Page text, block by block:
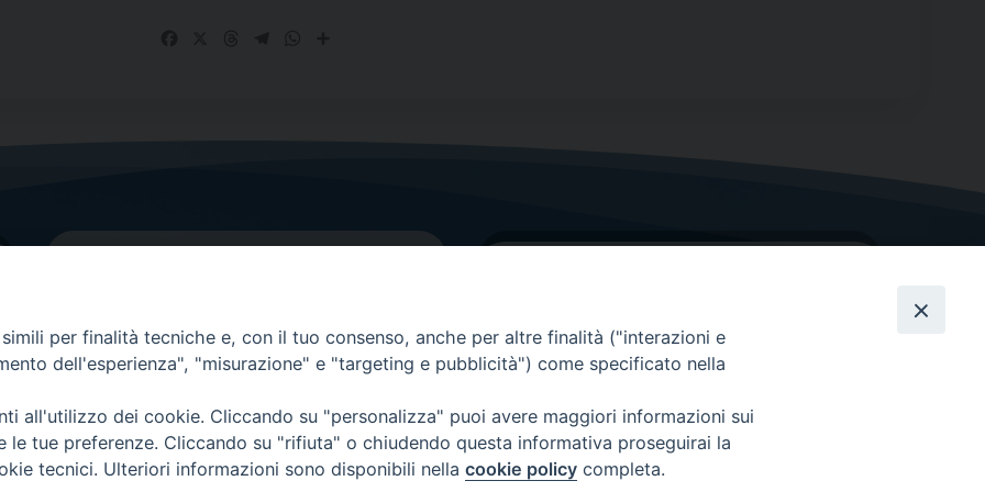
Contatti principali
Tel.0438 9481| fax0438 948214
EMAIL GENERALE
GRAZIE PER IL TUO AIUTO
Insieme per la Diocesi
per finalità tecniche e, con il tuo consenso, anche per altre finalità ("interazioni e
dell'esperienza", "misurazione" e "targeting e pubblicità") come specificato nella
all'utilizzo dei cookie. Cliccando su "personalizza" puoi avere maggiori informazioni sui
le tue preferenze. Cliccando su "rifiuta" o chiudendo questa informativa proseguirai la
tecnici. Ulteriori informazioni sono disponibili nella cookie policy completa.